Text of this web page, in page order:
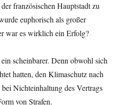
französischen Hauptstadt zu
euphorisch als großer
war es wirklich ein Erfolg?
scheinbarer. Denn obwohl sich
hatten, den Klimaschutz nach
Nichteinhaltung des Vertrags
von Strafen.